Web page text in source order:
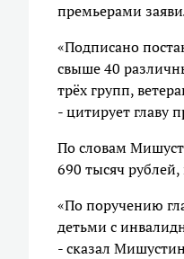
премьерами
«Подписано
свыше 40
трёх групп,
- цитирует главу
По словам
690 тысяч
«По поручению
детьми с
- сказал